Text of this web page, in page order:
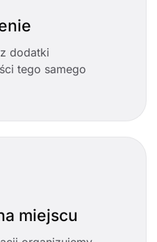
dodatki
tego samego
miejscu